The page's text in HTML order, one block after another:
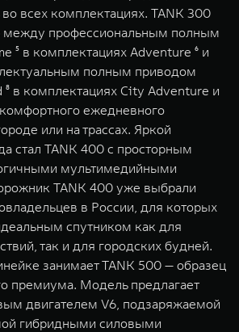
всех комплектациях. TANK 300
между профессиональным полным
⁵ в комплектациях Adventure ⁶ и
полным приводом
⁸ в комплектациях City Adventure и
ежедневного
или на трассах. Яркой
стал TANK 400 с просторным
мультимедийными
TANK 400 уже выбрали
в России, для которых
спутником как для
так и для городских будней.
занимает TANK 500 — образец
премиума. Модель предлагает
двигателем V6, подзаряжаемой
гибридными силовыми